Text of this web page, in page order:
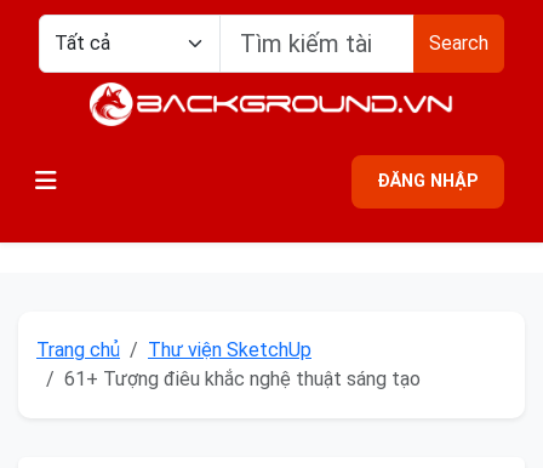
Search
ĐĂNG NHẬP
Trang chủ
Thư viện SketchUp
61+ Tượng điêu khắc nghệ thuật sáng tạo